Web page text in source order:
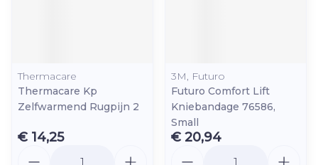
Thermacare
Thermacare Kp
Zelfwarmend Rugpijn 2
€ 14,25
3M, Futuro
Futuro Comfort Lift
Kniebandage 76586,
Small
€ 20,94